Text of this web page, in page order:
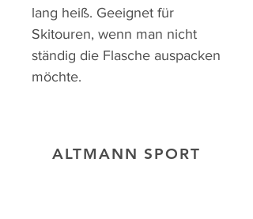
lang heiß. Geeignet für
Skitouren, wenn man nicht
ständig die Flasche auspacken
möchte.
ALTMANN SPORT